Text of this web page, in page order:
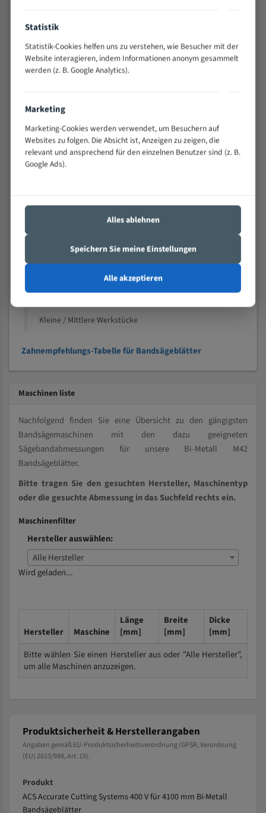
Widerstandsfähig gegen Zahnbruch auch bei
wechselnde Verbindungslängen)
Sehr geringe Vibration
Technische Beschreibung:
Positiver Spanwinkel
Bandkörper aus hochlegiertem Federstahl
Legierte HSS-beschichtete Zahnspitzen
Nichteisenmetalle
Speziell entwickelt für Profile / Rohre
Kleine und mittlere Profile / Kleine Durchmesser
Kleine / Mittlere Werkstücke
Zahnempfehlungs-Tabelle für Bandsägeblätter
Maschinen liste
Nachfolgend finden Sie eine Übersicht zu den gängigsten
Bandsägemaschinen mit den dazu geeigneten
Sägebandabmessungen für unsere Bi-Metall M42
Bandsägeblätter.
Bitte tragen Sie den gesuchten Hersteller, Maschinentyp
oder die gesuchte Abmessung in das Suchfeld rechts ein.
Maschinenfilter
Hersteller auswählen:
Alle Hersteller
Wird geladen...
Hersteller Maschine
Länge
[mm]
Breite
[mm]
Dicke
[mm]
Bitte wählen Sie einen Hersteller aus oder "Alle Hersteller",
um alle Maschinen anzuzeigen.
Produktsicherheit & Herstellerangaben
Angaben gemäß EU-Produktsicherheitsverordnung (GPSR, Verordnung
(EU) 2023/988, Art. 19).
Produkt
ACS Accurate Cutting Systems 400 V für 4100 mm Bi-Metall
Bandsägeblätter
Statistik
Statistik-Cookies helfen uns zu verstehen, wie Besucher mit der
Website interagieren, indem Informationen anonym gesammelt
werden (z. B. Google Analytics).
Marketing
Marketing-Cookies werden verwendet, um Besuchern auf
Websites zu folgen. Die Absicht ist, Anzeigen zu zeigen, die
relevant und ansprechend für den einzelnen Benutzer sind (z. B.
Google Ads).
Alles ablehnen
Speichern Sie meine Einstellungen
Alle akzeptieren